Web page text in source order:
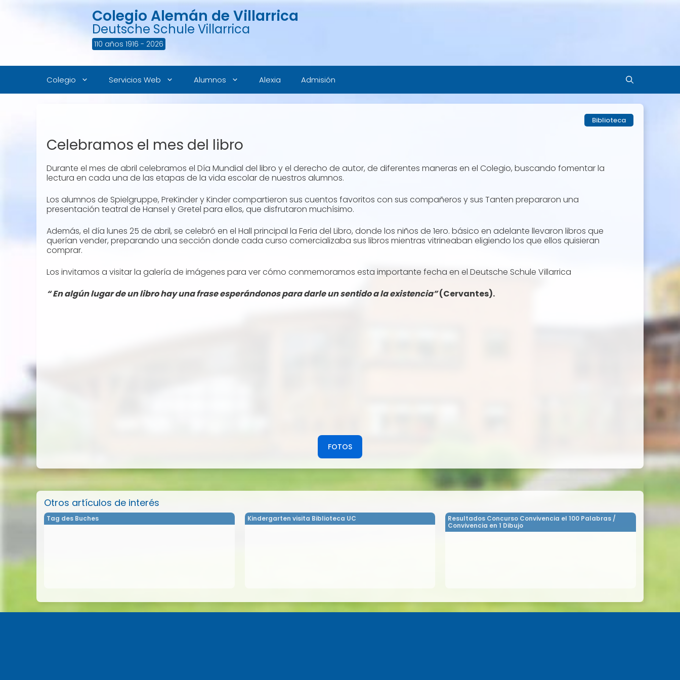
Colegio Alemán de Villarrica
Deutsche Schule Villarrica
110 años 1916 - 2026
Colegio Servicios Web Alumnos Alexia Admisión
Biblioteca
Celebramos el mes del libro
Durante el mes de abril celebramos el Día Mundial del libro y el derecho de autor, de diferentes maneras en el Colegio, buscando fomentar la
lectura en cada una de las etapas de la vida escolar de nuestros alumnos.
Los alumnos de Spielgruppe, PreKinder y Kinder compartieron sus cuentos favoritos con sus compañeros y sus Tanten prepararon una
presentación teatral de Hansel y Gretel para ellos, que disfrutaron muchísimo.
Además, el día lunes 25 de abril, se celebró en el Hall principal la Feria del Libro, donde los niños de 1ero. básico en adelante llevaron libros que
querían vender, preparando una sección donde cada curso comercializaba sus libros mientras vitrineaban eligiendo los que ellos quisieran
comprar.
Los invitamos a visitar la galería de imágenes para ver cómo conmemoramos esta importante fecha en el Deutsche Schule Villarrica
“ En algún lugar de un libro hay una frase esperándonos para darle un sentido a la existencia”(Cervantes).
FOTOS
Otros artículos de interés
Tag des Buches Kindergarten visita Biblioteca UC
Resultados Concurso Convivencia el 100 Palabras /
Convivencia en 1 Dibujo